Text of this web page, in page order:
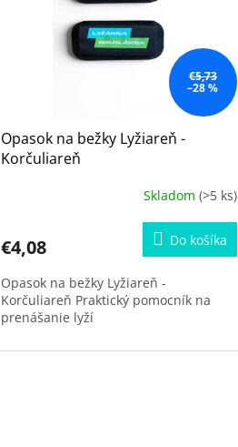
€5,73
–28 %
Opasok na bežky Lyžiareň -
Korčuliareň
Skladom (>5 ks)
€4,08 Do košíka
Opasok na bežky Lyžiareň -
Korčuliareň Praktický pomocník na
prenášanie lyží